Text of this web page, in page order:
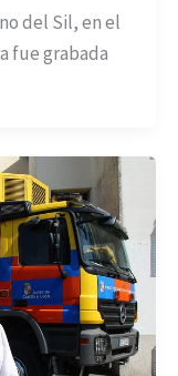
del Sil, en el
fue grabada